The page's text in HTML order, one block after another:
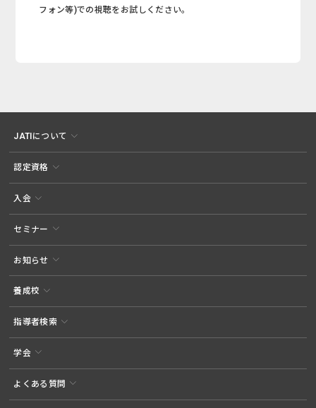
フォン等)での視聴をお試しください。
JATIについて
認定資格
入会
セミナー
お知らせ
養成校
指導者検索
学会
よくある質問